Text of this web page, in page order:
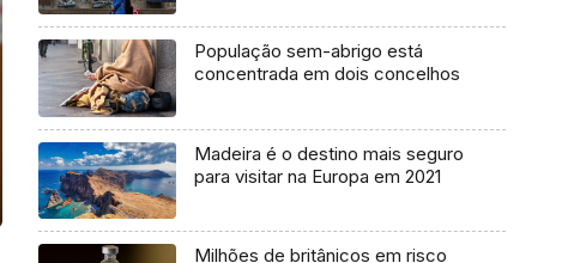
População sem-abrigo está
concentrada em dois concelhos
Madeira é o destino mais seguro
para visitar na Europa em 2021
Milhões de britânicos em risco